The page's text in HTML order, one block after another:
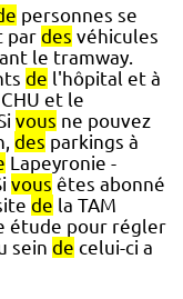
personnes se
par des véhicules
le tramway.
de l'hôpital et à
et le
vous ne pouvez
des parkings à
Lapeyronie -
vous êtes abonné
de la TAM
étude pour régler
sein de celui-ci a